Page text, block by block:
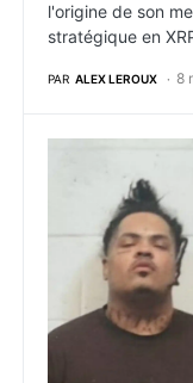
l'origine de son
stratégique en
PAR ALEX LEROUX 8